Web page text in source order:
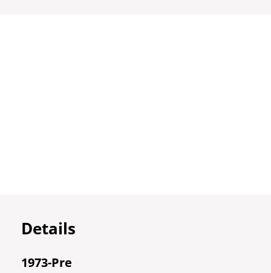
Details
1973-Pre